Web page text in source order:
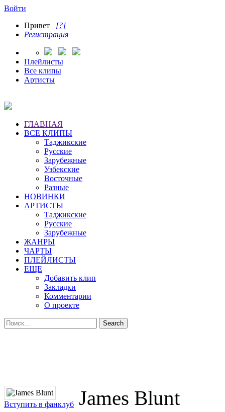
Войти
Привет [?]
Регистрация
Плейлисты
Все клипы
Артисты
ГЛАВНАЯ
ВСЕ КЛИПЫ
Таджикские
Русские
Зарубежные
Узбекские
Восточные
Разные
НОВИНКИ
АРТИСТЫ
Таджикские
Русские
Зарубежные
ЖАНРЫ
ЧАРТЫ
ПЛЕЙЛИСТЫ
ЕЩЕ
Добавить клип
Закладки
Комментарии
О проекте
Вступить в фанклуб James Blunt